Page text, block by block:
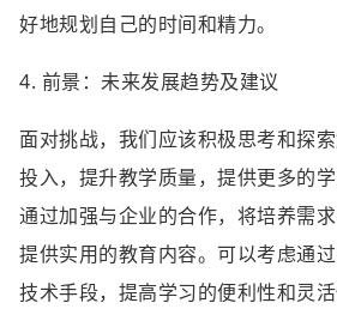
好地规划自己的时间和精力。
4. 前景：未来发展趋势及建议
面对挑战，我们应该积极思考和探
投入，提升教学质量，提供更多的
通过加强与企业的合作，将培养需求
提供实用的教育内容。可以考虑通
技术手段，提高学习的便利性和灵